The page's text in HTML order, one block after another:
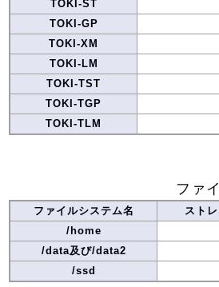
TOKI-ST
TOKI-GP
TOKI-XM
TOKI-LM
TOKI-TST
TOKI-TGP
TOKI-TLM
ファ
ファイルシステム名 スト
/home
/data及び/data2
/ssd